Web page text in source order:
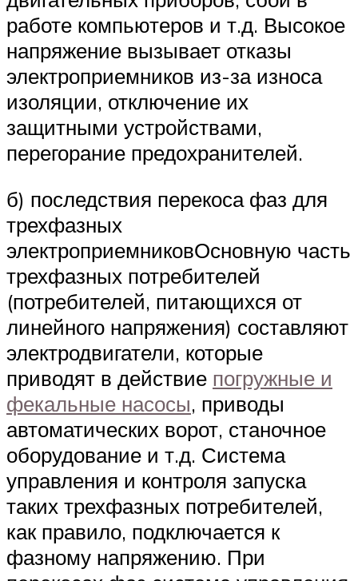
работе компьютеров и т.д. Высокое
напряжение вызывает отказы
электроприемников из-за износа
изоляции, отключение их
защитными устройствами,
перегорание предохранителей.
б) последствия перекоса фаз для
трехфазных
электроприемниковОсновную часть
трехфазных потребителей
(потребителей, питающихся от
линейного напряжения) составляют
электродвигатели, которые
приводят в действие погружные и
фекальные насосы, приводы
автоматических ворот, станочное
оборудование и т.д. Система
управления и контроля запуска
таких трехфазных потребителей,
как правило, подключается к
фазному напряжению. При